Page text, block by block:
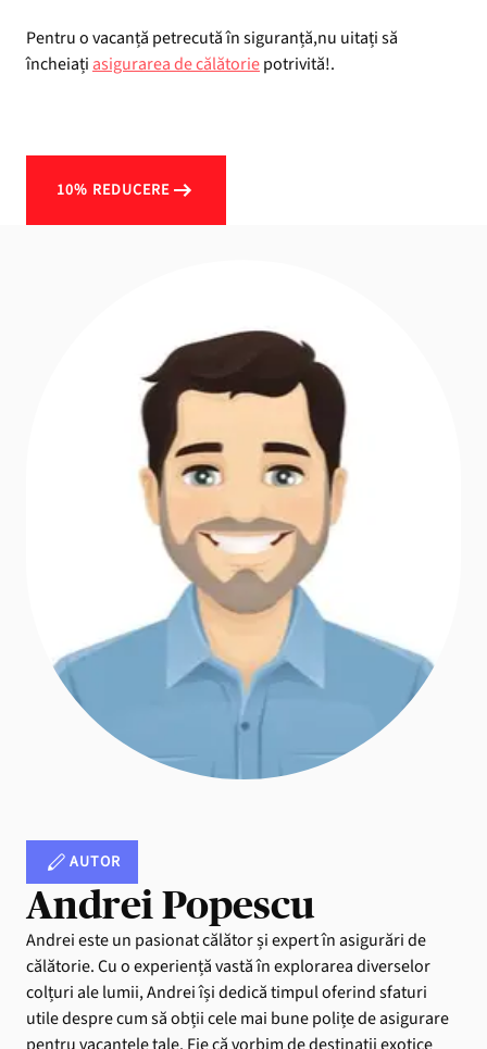
Pentru o vacanță petrecută în siguranță,nu uitați să
încheiați asigurarea de călătoriepotrivită!.
10% REDUCERE
AUTOR
Andrei Popescu
Andrei este un pasionat călător și expert în asigurări de
călătorie. Cu o experiență vastă în explorarea diverselor
colțuri ale lumii, Andrei își dedică timpul oferind sfaturi
utile despre cum să obții cele mai bune polițe de asigurare
pentru vacanțele tale. Fie că vorbim de destinații exotice